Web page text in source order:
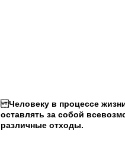
Человеку в процессе
оставлять за собой
различные отходы.